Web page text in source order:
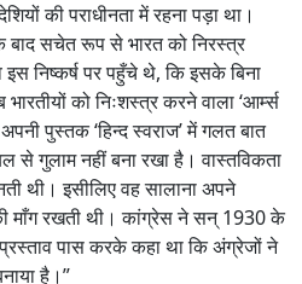
की पराधीनता में रहना पड़ा था।
सचेत रूप से भारत को निरस्त्र
निष्कर्ष पर पहुँचे थे, कि इसके बिना
को निःशस्त्र करने वाला ‘आर्म्स
पुस्तक ‘हिन्द स्वराज’ में गलत बात
से गुलाम नहीं बना रखा है। वास्तविकता
थी। इसीलिए वह सालाना अपने
माँग रखती थी। कांग्रेस ने सन् 1930 के
पास करके कहा था कि अंग्रेजों ने
है।”